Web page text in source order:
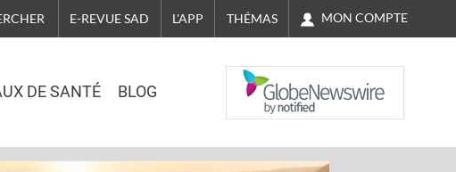
E-REVUE SAD L'APP THÉMAS MON COMPTE
DE SANTÉ BLOG
NASDAQ